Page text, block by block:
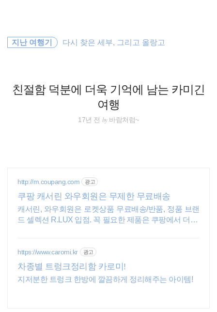
로
친절함 덕분에 더욱 기억에 남는 카미긴
여행
지난 여행기 다시 찾은 세부, 그리고 올랑고
17년 전 by바람처럼~
http://m.coupang.com 광고
쿠팡 캐서린 와우회원은 무제한 무료배송
캐서린, 와우회원은 로켓상품 무료배송/반품, 정품 브랜
드 셀렉션 R.LUX 입점. 꼭 필요한 제품은 쿠팡에서 더 저
https://www.caromi.kr 광고
차종별 트렁크정리함 카로미!
지저분한 트렁크 한방에 깔끔하게 정리해주는 아이템!
세계여행
바람처럼
필리핀
오스트레일리아